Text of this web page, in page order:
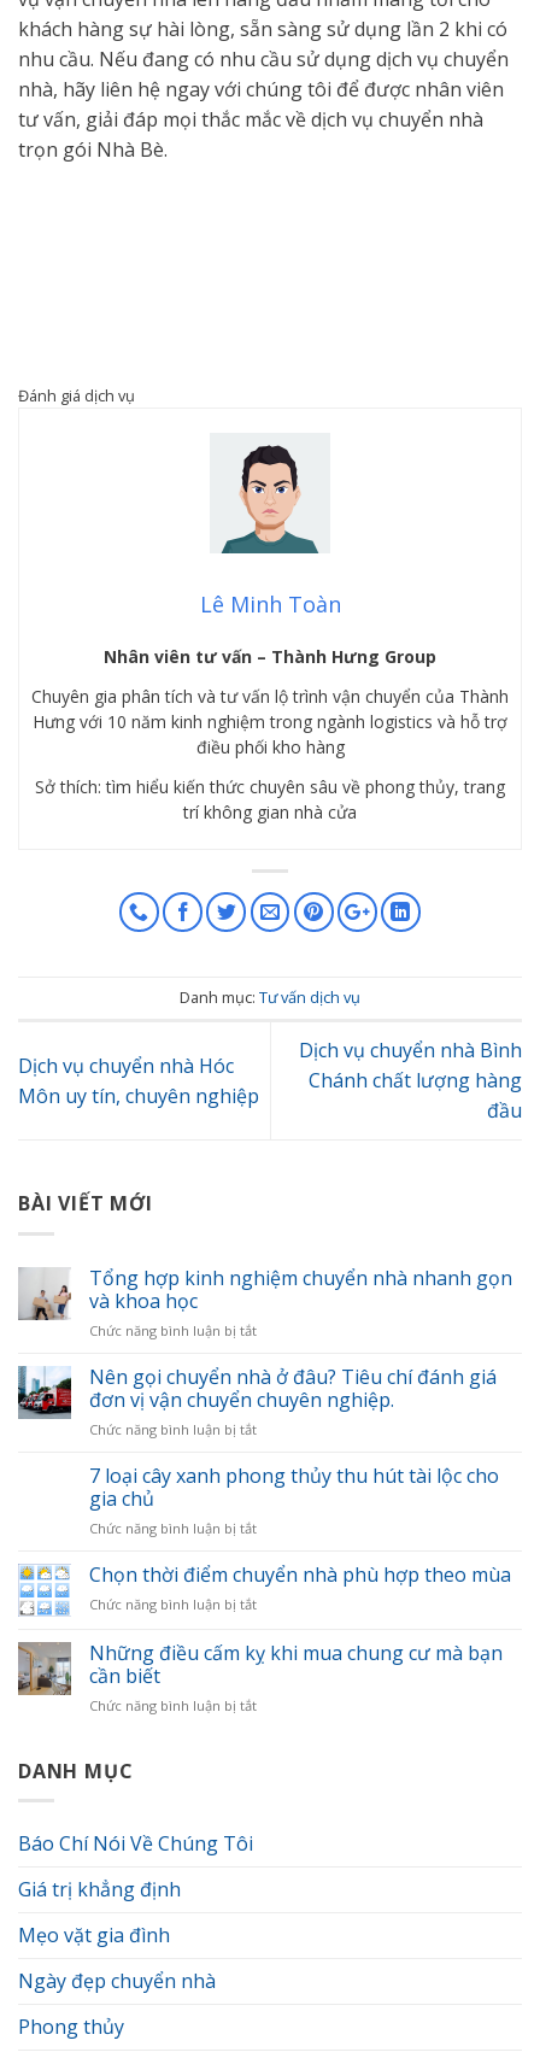
khách hàng sự hài lòng, sẵn sàng sử dụng lần 2 khi có
nhu cầu. Nếu đang có nhu cầu sử dụng dịch vụ chuyển
nhà, hãy liên hệ ngay với chúng tôi để được nhân viên
tư vấn, giải đáp mọi thắc mắc về dịch vụ chuyển nhà
trọn gói Nhà Bè.
Đánh giá dịch vụ
Lê Minh Toàn
Nhân viên tư vấn – Thành Hưng Group
Chuyên gia phân tích và tư vấn lộ trình vận chuyển của Thành
Hưng với 10 năm kinh nghiệm trong ngành logistics và hỗ trợ
điều phối kho hàng
Sở thích: tìm hiểu kiến thức chuyên sâu về phong thủy, trang
trí không gian nhà cửa
Danh mục: Tư vấn dịch vụ
Dịch vụ chuyển nhà Hóc
Môn uy tín, chuyên nghiệp
Dịch vụ chuyển nhà Bình
Chánh chất lượng hàng
đầu
BÀI VIẾT MỚI
Tổng hợp kinh nghiệm chuyển nhà nhanh gọn
và khoa học
Chức năng bình luận bị tắtở
hợp
kinh
nghiệm
chuyển
nhanh
gọn
khoa
Nên gọi chuyển nhà ở đâu? Tiêu chí đánh giá
đơn vị vận chuyển chuyên nghiệp.
Chức năng bình luận bị tắtở
gọi
chuyển
ở
Tiêu
chí
đánh
đơn
chuyển
7 loại cây xanh phong thủy thu hút tài lộc cho
gia chủ
Chức năng bình luận bị tắtở
loại
cây
xanh
thủy
thu
tài
Chọn thời điểm chuyển nhà phù hợp theo mùa
Chức năng bình luận bị tắtở
thời
điểm
nhà
Những điều cấm kỵ khi mua chung cư mà bạn
cần biết
Chức năng bình luận bị tắtở
DANH MỤC
Báo Chí Nói Về Chúng Tôi
Giá trị khẳng định
Mẹo vặt gia đình
Ngày đẹp chuyển nhà
Phong thủy